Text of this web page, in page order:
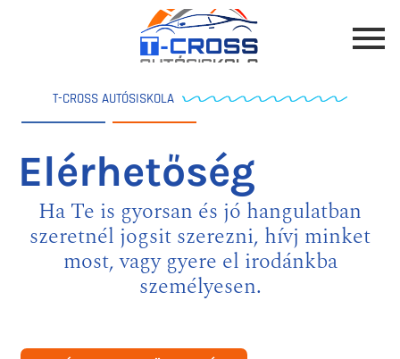
T-CROSS AUTÓSISKOLA
Elérhetőség
Ha Te is gyorsan és jó hangulatban
szeretnél jogsit szerezni, hívj minket
most, vagy gyere el irodánkba
személyesen.